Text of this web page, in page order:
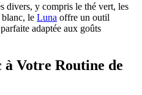
divers, y compris le thé vert, les
blanc, le Luna offre un outil
adaptée aux goûts
Votre Routine de